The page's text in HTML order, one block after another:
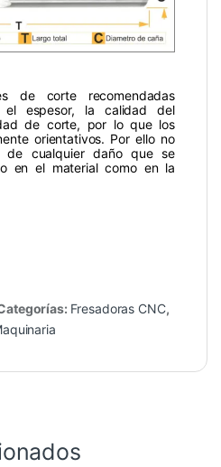
de corte recomendadas
el espesor, la calidad del
de corte, por lo que los
orientativos. Por ello no
de cualquier daño que se
en el material como en la
Fresadoras CNC,